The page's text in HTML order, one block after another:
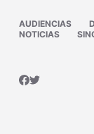
AUDIENCIAS
NOTICIAS